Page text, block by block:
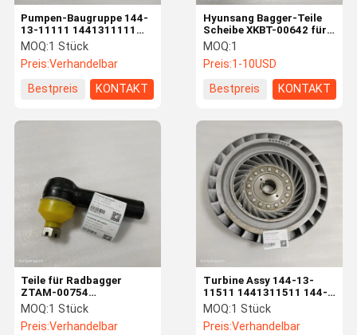
Hyunsang Bagger-Teile
Scheibe XKBT-00642 für
35D-9, 35D-9A, 35D-9K,
35D-9S
MOQ:1
Preis:1-10USD
Bestpreis
KONTAKT
Pumpen-Baugruppe 144-
13-11111 1441311111
144-13-11122
1441311122 für D65A
D65S
MOQ:1 Stück
Preis:Verhandelbar
Bestpreis
KONTAKT
Turbine Assy 144-13-
11511 1441311511 144-
13-11522 1441311522
für D65A D75A
MOQ:1 Stück
Preis:Verhandelbar
Teile für Radbagger
ZTAM-00754
Gelenkstiefel für R55W-9
R55W-9S
MOQ:1 Stück
Preis:Verhandelbar